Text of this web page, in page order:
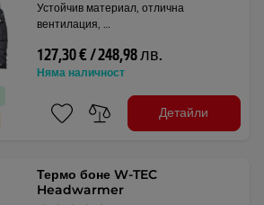
Устойчив материал, отлична
вентилация, …
127,30 € / 248,98 лв.
Няма наличност
Детайли
Термо боне W-TEC
Headwarmer